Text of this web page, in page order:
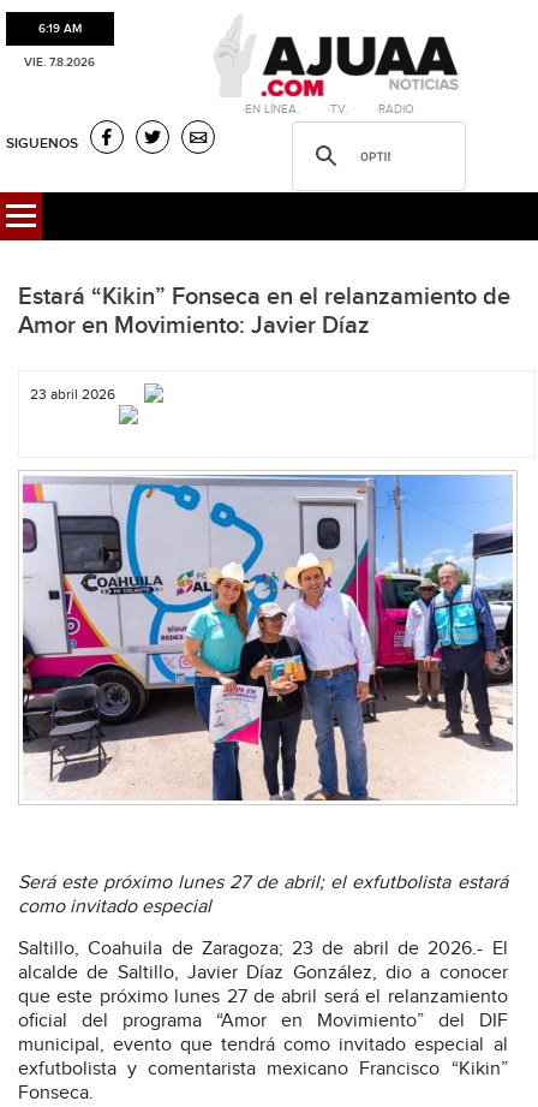
6:19 AM
VIE. 7.8.2026
·EN LÍNEA. ·T.V. ·RADIO
SIGUENOS
Estará “Kikin” Fonseca en el relanzamiento de
Amor en Movimiento: Javier Díaz
23 abril 2026
Será este próximo lunes 27 de abril; el exfutbolista estará
como invitado especial
Saltillo, Coahuila de Zaragoza; 23 de abril de 2026.- El
alcalde de Saltillo, Javier Díaz González, dio a conocer
que este próximo lunes 27 de abril será el relanzamiento
oficial del programa “Amor en Movimiento” del DIF
municipal, evento que tendrá como invitado especial al
exfutbolista y comentarista mexicano Francisco “Kikin”
Fonseca.